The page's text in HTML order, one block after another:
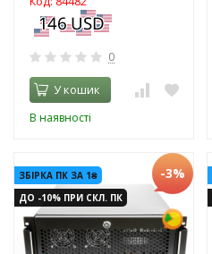
0
У кошик
В наявності
ЗБІРКА ПК ЗА 1₴
ДО -10% ПРИ СКЛ. ПК
-3%